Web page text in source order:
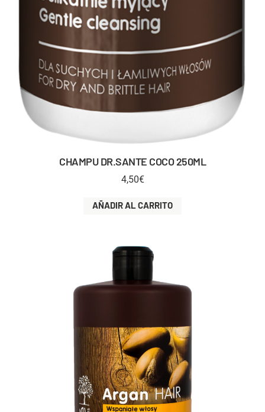
CHAMPU DR.SANTE COCO 250ML
4,50€
AÑADIR AL CARRITO